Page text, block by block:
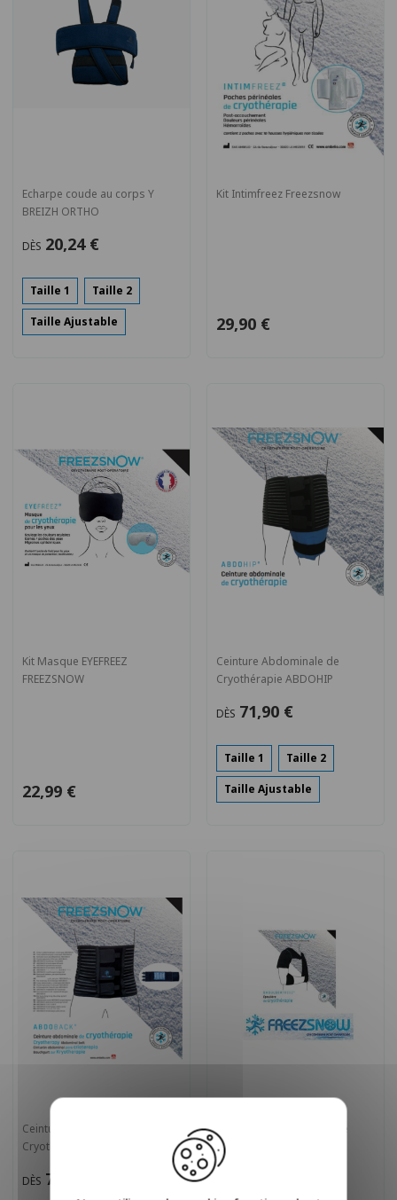
Echarpe coude au corps Y
BREIZH ORTHO
DÈS 20,24 €
Taille 1 Taille 2
Taille Ajustable
Kit Intimfreez Freezsnow
29,90 €
Kit Masque EYEFREEZ
FREEZSNOW
22,99 €
Ceinture Abdominale de
Cryothérapie ABDOHIP
DÈS 71,90 €
Taille 1 Taille 2
Taille Ajustable
Ceinture Abdominale de
Cryothérapie ABDOBACK
DÈS 71,90 €
Epaulière de Cryothérapie
SHOULDERFREEZ